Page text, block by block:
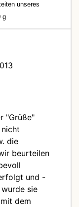
unseres
g
"Grüße"
die
beurteilen
und -
sie
dem